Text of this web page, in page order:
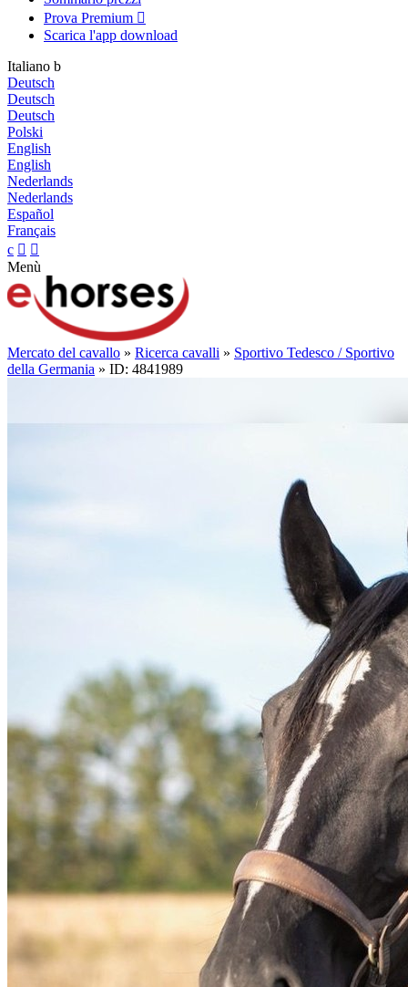
Prova Premium 
Scarica l'app download
Italiano b
Deutsch
Deutsch
Deutsch
Polski
English
English
Nederlands
Nederlands
Español
Français
c  
Menù
Mercato del cavallo » Ricerca cavalli » Sportivo Tedesco / Sportivo
della Germania » ID: 4841989